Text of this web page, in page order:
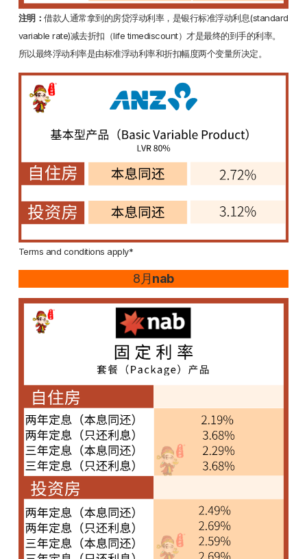
注明：借款人通常拿到的房贷浮动利率，是银行标准浮动利息(standard
variable rate)减去折扣（life timediscount）才是最终的到手的利率。
所以最终浮动利率是由标准浮动利率和折扣幅度两个变量所决定。
Terms and conditions apply*
8月nab